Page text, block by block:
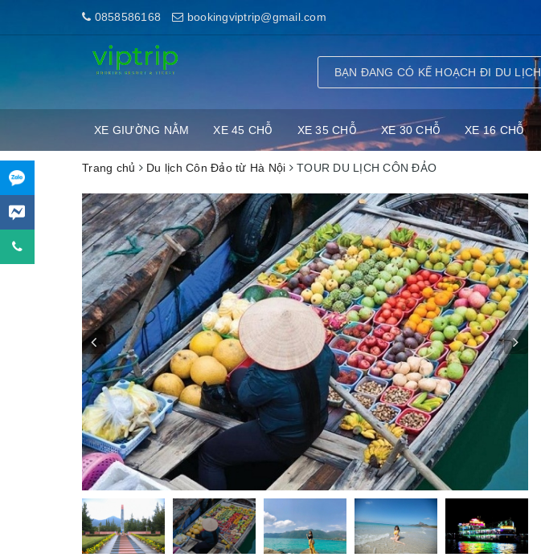
0858586168 bookingviptrip@gmail.com
XE GIƯỜNG NẰM XE 45 CHỖ XE 35 CHỖ XE 30 CHỖ XE 16 CHỖ
Trang chủ Du lịch Côn Đảo từ Hà Nội TOUR DU LỊCH CÔN ĐẢO